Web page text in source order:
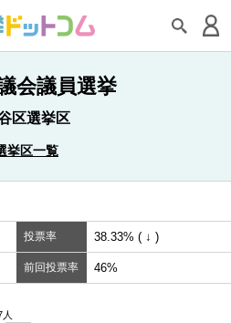
会議員選挙
区選挙区
挙区一覧
投票率 38.33% ( ↓ )
前回投票率 46%